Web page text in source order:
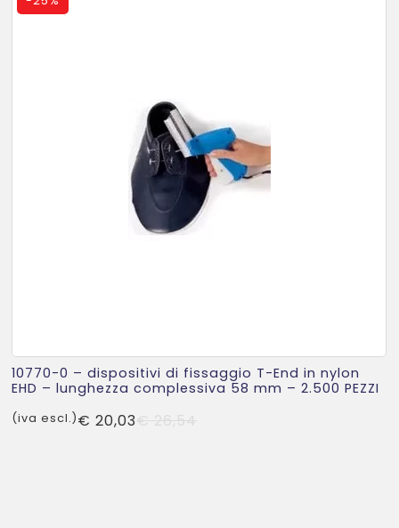
10770-0 – dispositivi di fissaggio T-End in nylon
EHD – lunghezza complessiva 58 mm – 2.500 PEZZI
€ 20,03
(iva escl.)